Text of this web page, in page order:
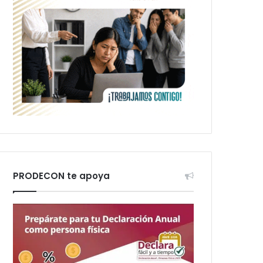
PRODECON te apoya